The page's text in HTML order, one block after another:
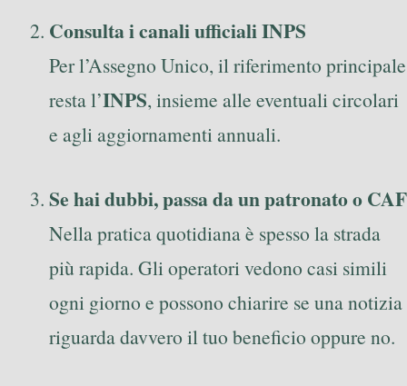
Consulta i canali ufficiali INPS
Per l’Assegno Unico, il riferimento principale
resta l’INPS, insieme alle eventuali circolari
e agli aggiornamenti annuali.
Se hai dubbi, passa da un patronato o CAF
Nella pratica quotidiana è spesso la strada
più rapida. Gli operatori vedono casi simili
ogni giorno e possono chiarire se una notizia
riguarda davvero il tuo beneficio oppure no.